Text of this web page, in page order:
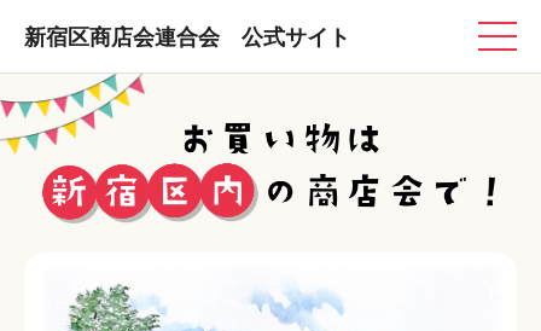
新宿区商店会連合会 公式サイト